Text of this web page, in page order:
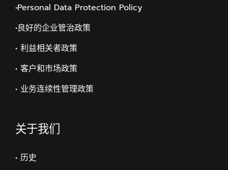
•Personal Data Protection Policy
•良好的企业管治政策
• 利益相关者政策
• 客户和市场政策
• 业务连续性管理政策
关于我们
• 历史